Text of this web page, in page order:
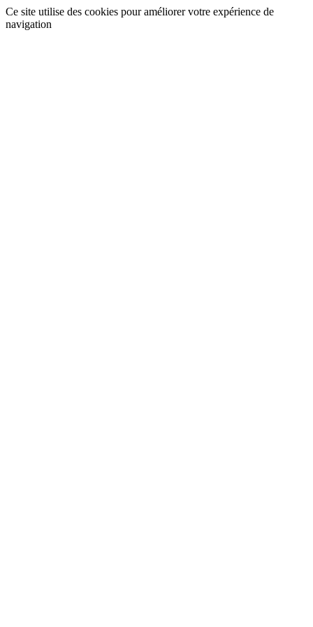
Ce site utilise des cookies pour améliorer votre expérience de
navigation